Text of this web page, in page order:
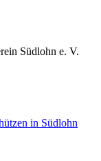
Südlohn e. V.
in Südlohn